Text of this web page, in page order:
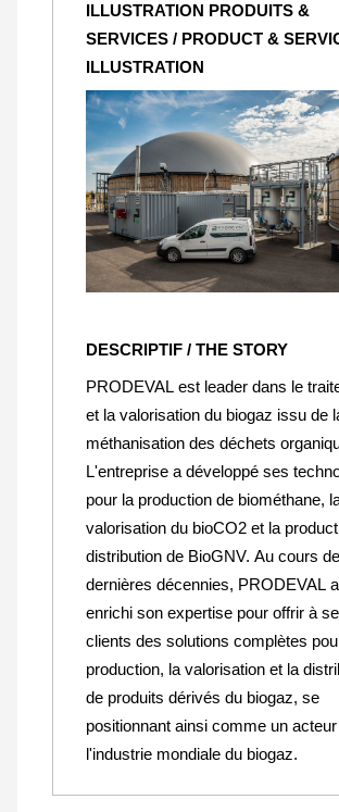
ILLUSTRATION PRODUITS &
SERVICES / PRODUCT &
ILLUSTRATION
DESCRIPTIF / THE STORY
PRODEVAL est leader dans le
et la valorisation du biogaz issu de
méthanisation des déchets
L'entreprise a développé ses
pour la production de biométhane,
valorisation du bioCO2 et la
distribution de BioGNV. Au cours
dernières décennies, PRODEVAL a
enrichi son expertise pour offrir à
clients des solutions complètes
production, la valorisation et la
de produits dérivés du biogaz, se
positionnant ainsi comme un
l'industrie mondiale du biogaz.